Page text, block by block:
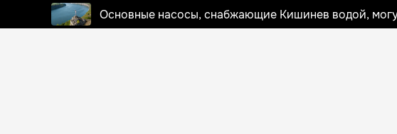
Основные насосы, снабжающие Кишинев водой,